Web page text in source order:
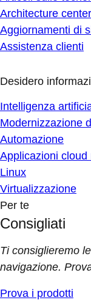
Architecture center
Aggiornamenti di
Assistenza clienti
Desidero
Intelligenza
Modernizzazione
Automazione
Applicazioni cloud
Linux
Virtualizzazione
Per te
Consigliati
Ti consiglieremo
navigazione.
Prova i prodotti